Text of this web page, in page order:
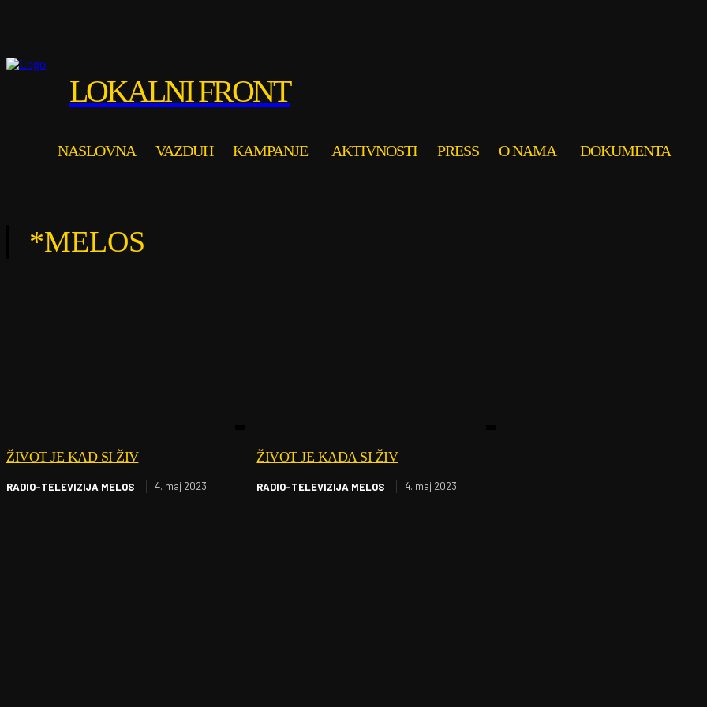
LOKALNI FRONT
NASLOVNA VAZDUH KAMPANJE AKTIVNOSTI PRESS O NAMA DOKUMENTA
*MELOS
ŽIVOT JE KAD SI ŽIV
RADIO-TELEVIZIJA MELOS 4. maj 2023.
ŽIVOT JE KADA SI ŽIV
RADIO-TELEVIZIJA MELOS 4. maj 2023.